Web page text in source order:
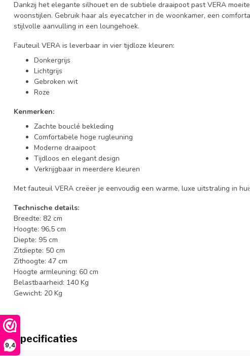
9,4
Dankzij het elegante silhouet en de subtiele draaipoot past VERA
woonstijlen. Gebruik haar als eyecatcher in de woonkamer, een
stijlvolle aanvulling in een loungehoek.
Fauteuil VERA is leverbaar in vier tijdloze kleuren:
Donkergrijs
Lichtgrijs
Gebroken wit
Roze
Kenmerken:
Zachte bouclé bekleding
Comfortabele hoge rugleuning
Moderne draaipoot
Tijdloos en elegant design
Verkrijgbaar in meerdere kleuren
Met fauteuil VERA creëer je eenvoudig een warme, luxe uitstraling in
Technische details:
Breedte: 82 cm
Hoogte: 96,5 cm
Diepte: 95 cm
Zitdiepte: 50 cm
Zithoogte: 47 cm
Hoogte armleuning: 60 cm
Belastbaarheid: 140 Kg
Gewicht: 20 Kg
Specificaties